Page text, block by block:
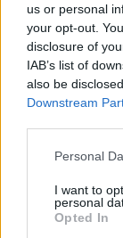
us or personal
your opt-out.
disclosure of
IAB’s list of
also be
Downstream
Personal
I want to
personal
Opted In
Αναφορικά με
προέρχεται
Μισθωτών και
e-ΕΦΚΑ
Μη
τ. ΟΑΕΕ
τ. ΟΓΑ 1,83